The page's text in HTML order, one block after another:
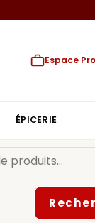
Espace Pro
ÉPICERIE